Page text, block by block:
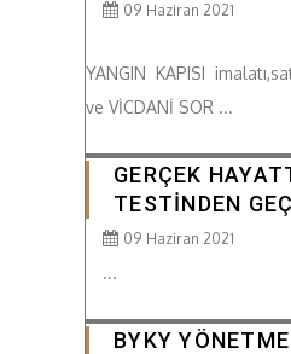
09 Haziran 2021
YANGIN KAPISI
ve VİCDANİ SOR ...
GERÇEK
TESTİNDEN
09 Haziran 2021
...
BYKY